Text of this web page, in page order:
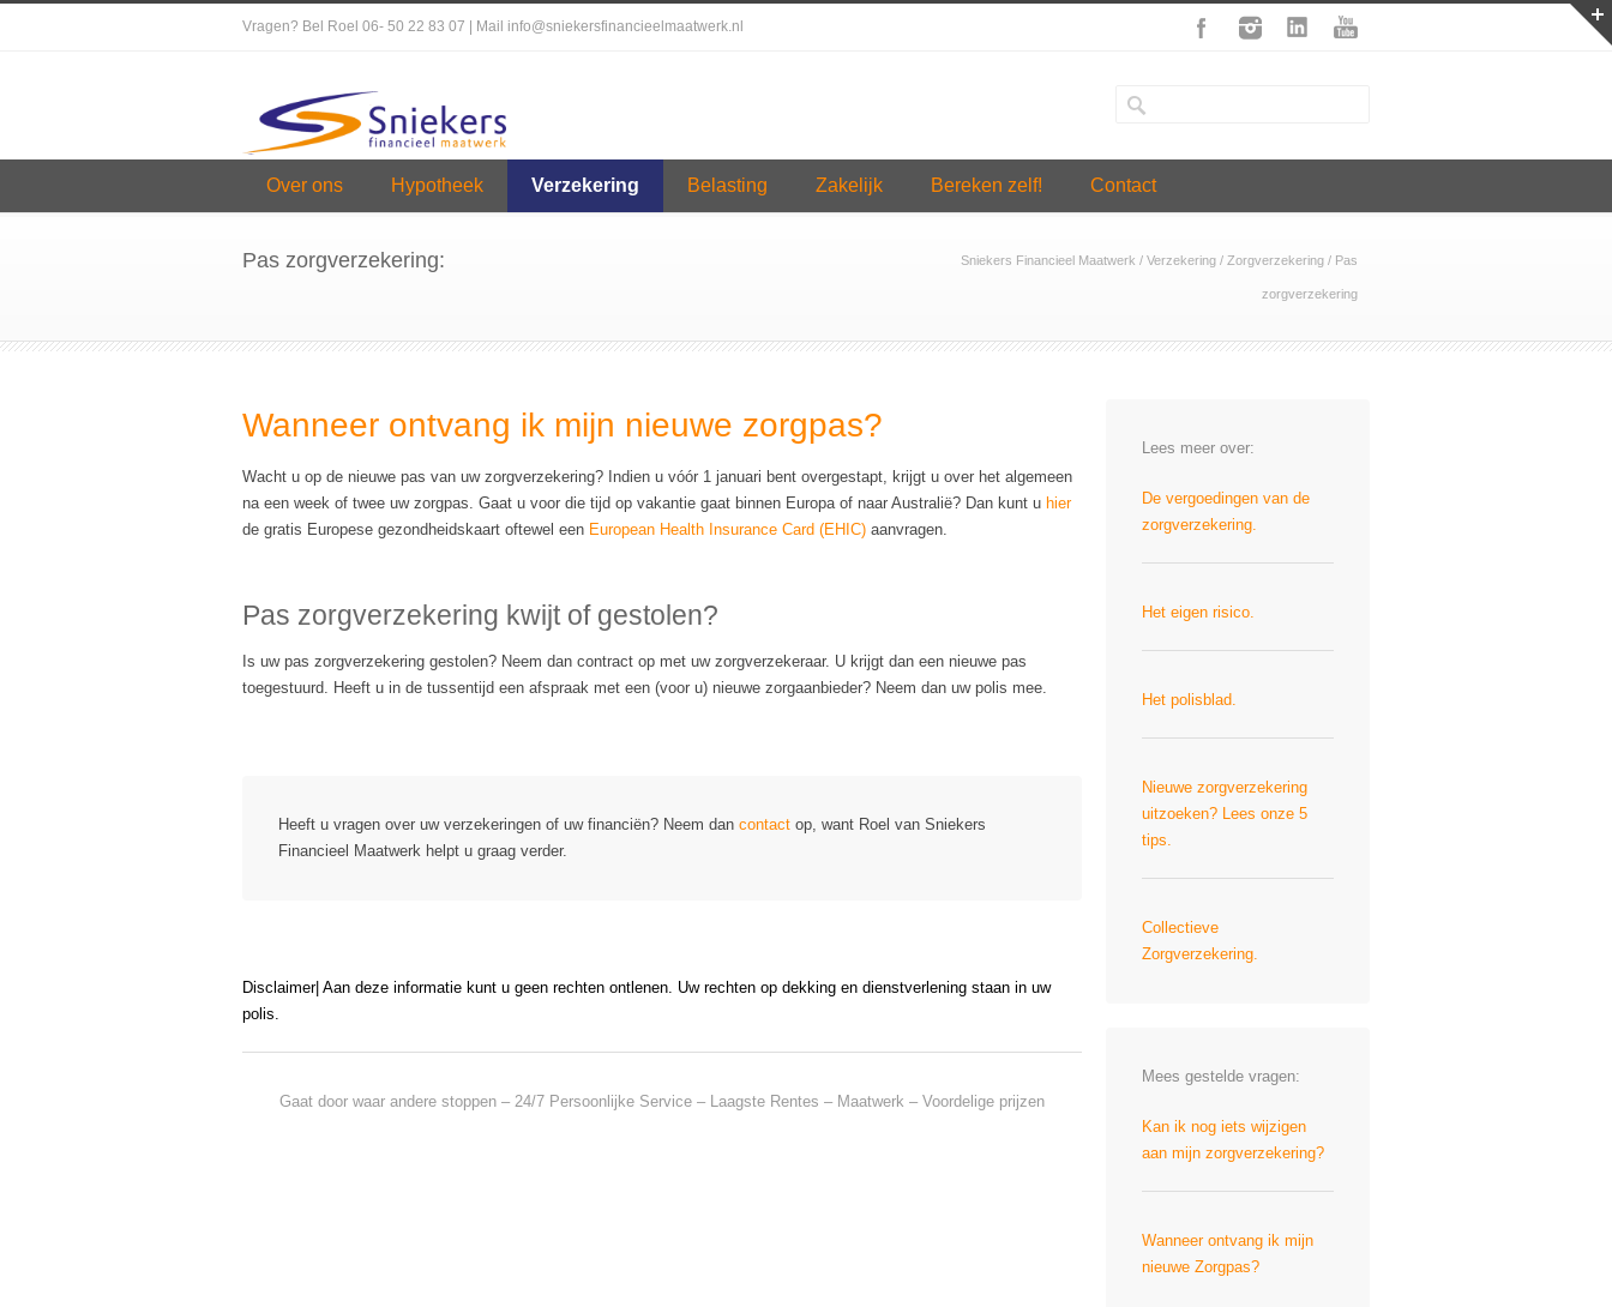
Vragen? Bel Roel 06- 50 22 83 07 | Mail info@sniekersfinancieelmaatwerk.nl
Over ons Hypotheek Verzekering Belasting Zakelijk Bereken zelf! Contact
Pas zorgverzekering: Sniekers Financieel Maatwerk / Verzekering / Zorgverzekering / Pas
zorgverzekering
Wanneer ontvang ik mijn nieuwe zorgpas?
Wacht u op de nieuwe pas van uw zorgverzekering? Indien u vóór 1 januari bent overgestapt, krijgt u over het algemeen
na een week of twee uw zorgpas. Gaat u voor die tijd op vakantie gaat binnen Europa of naar Australië? Dan kunt u hier
de gratis Europese gezondheidskaart oftewel een European Health Insurance Card (EHIC) aanvragen.
Pas zorgverzekering kwijt of gestolen?
Is uw pas zorgverzekering gestolen? Neem dan contract op met uw zorgverzekeraar. U krijgt dan een nieuwe pas
toegestuurd. Heeft u in de tussentijd een afspraak met een (voor u) nieuwe zorgaanbieder? Neem dan uw polis mee.
Heeft u vragen over uw verzekeringen of uw financiën? Neem dan contact op, want Roel van Sniekers
Financieel Maatwerk helpt u graag verder.
Disclaimer| Aan deze informatie kunt u geen rechten ontlenen. Uw rechten op dekking en dienstverlening staan in uw
polis.
Gaat door waar andere stoppen – 24/7 Persoonlijke Service – Laagste Rentes – Maatwerk – Voordelige prijzen
Lees meer over:
De vergoedingen van de
zorgverzekering.
Het eigen risico.
Het polisblad.
Nieuwe zorgverzekering
uitzoeken? Lees onze 5
tips.
Collectieve
Zorgverzekering.
Mees gestelde vragen:
Kan ik nog iets wijzigen
aan mijn zorgverzekering?
Wanneer ontvang ik mijn
nieuwe Zorgpas?